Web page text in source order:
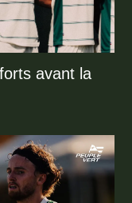
avant la